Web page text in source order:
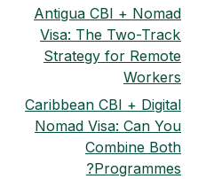
Antigua CBI + Nomad
Visa: The Two-Track
Strategy for Remote
Workers
Caribbean CBI + Digital
Nomad Visa: Can You
Combine Both
Programmes?